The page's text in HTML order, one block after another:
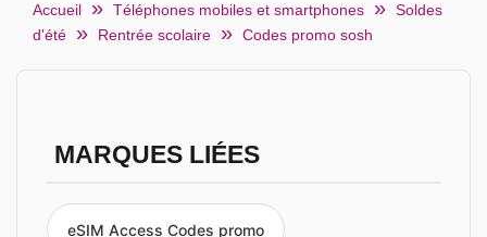
Accueil Téléphones mobiles et smartphones
Soldes
d'été
Rentrée scolaire Codes promo sosh
MARQUES LIÉES
eSIM Access Codes promo